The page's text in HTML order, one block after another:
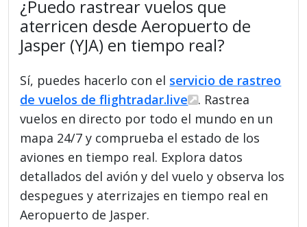
¿Puedo rastrear vuelos que
aterricen desde Aeropuerto de
Jasper (YJA) en tiempo real?
Sí, puedes hacerlo con el servicio de rastreo
de vuelos de flightradar.live
. Rastrea
vuelos en directo por todo el mundo en un
mapa 24/7 y comprueba el estado de los
aviones en tiempo real. Explora datos
detallados del avión y del vuelo y observa los
despegues y aterrizajes en tiempo real en
Aeropuerto de Jasper.